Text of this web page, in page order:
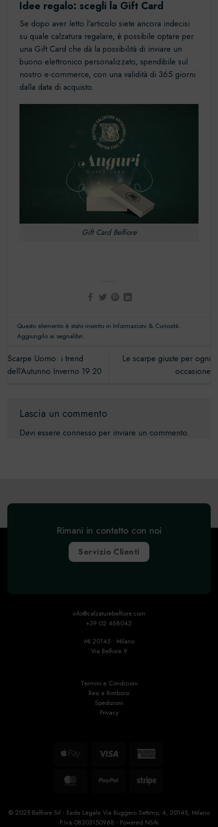
Idee regalo: scegli la Gift Card
Se dopo aver letto l’articolo siete ancora indecisi
su quale calzatura regalare, è possibile optare per
una Gift Card che dà la possibilità di inviare un
buono elettronico personalizzato, spendibile sul
nostro e-commerce, con una validità di 365 giorni
dalla data di acquisto.
Gift Card Belfiore
Questo elemento è stato inserito in Informazioni & Curiosità.
Aggiungilo ai segnalibri.
Scarpe Uomo: i trend
dell’Autunno Inverno 19 20
Le scarpe giuste per ogni
occasione
Lascia un commento
Devi essere connesso per inviare un commento.
Rimani in contatto con noi
Servizio Clienti
info@calzaturebelfiore.com
+39 02 468042
MI 20145 • Milano
Via Belfiore 9
Termini e Condizioni
Resi e Rimborsi
Spedizioni
Privacy
Apple
Visa
American
MasterCardPayPal Stripe
© 2025 Belfiore Srl - Sede Legale Via Ruggero Settimo, 4, 20145, Milano
P.Iva 08303150968 - Powered NSAi